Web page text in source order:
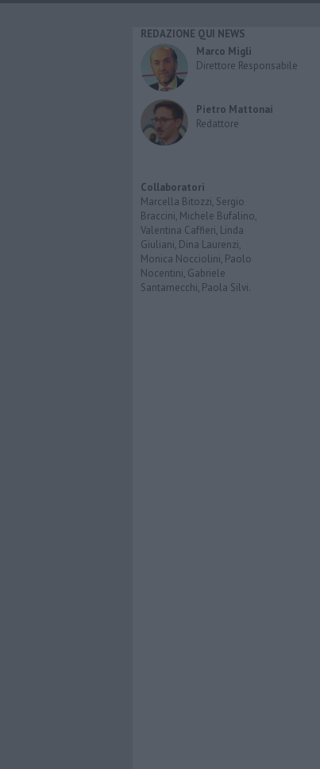
REDAZIONE QUI NEWS
Marco Migli
Direttore Responsabile
Pietro Mattonai
Redattore
Collaboratori
Marcella Bitozzi, Sergio
Braccini, Michele Bufalino,
Valentina Caffieri, Linda
Giuliani, Dina Laurenzi,
Monica Nocciolini, Paolo
Nocentini, Gabriele
Santarnecchi, Paola Silvi.